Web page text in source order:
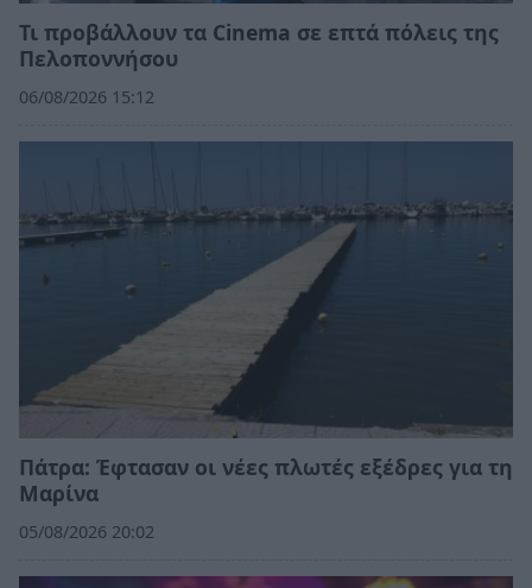
Τι προβάλλουν τα Cinema σε επτά πόλεις της
Πελοποννήσου
06/08/2026 15:12
Πάτρα: Έφτασαν οι νέες πλωτές εξέδρες για τη
Μαρίνα
05/08/2026 20:02